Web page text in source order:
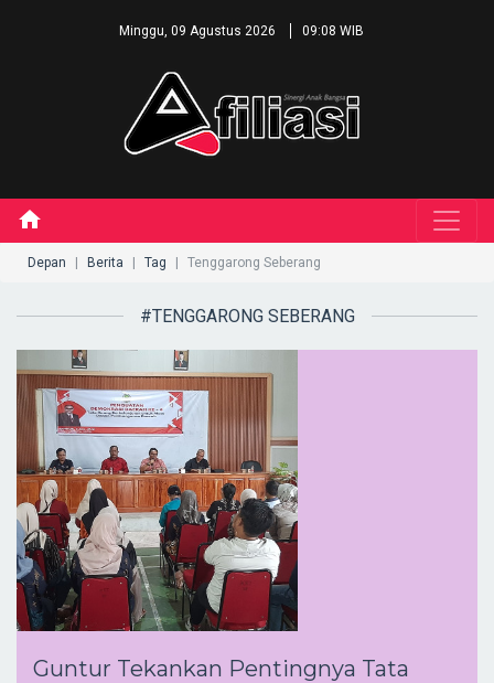
Minggu, 09 Agustus 2026 09:08 WIB
home
Depan Berita Tag Tenggarong Seberang
#TENGGARONG SEBERANG
Guntur Tekankan Pentingnya Tata